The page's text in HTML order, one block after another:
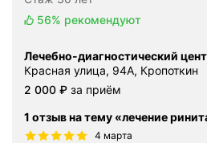
56% рекомендуют
Лечебно-диагностический
Красная улица, 94А, Кропоткин
Цена
2000
2 000 ₽ за приём
1 отзыв на тему «лечение
4 марта